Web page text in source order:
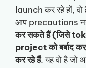
launch कर रहे हों,
आप precautions
कर सकते हैं (जिसे
project को बर्बाद
कर रहे हैं. यह वो है जो